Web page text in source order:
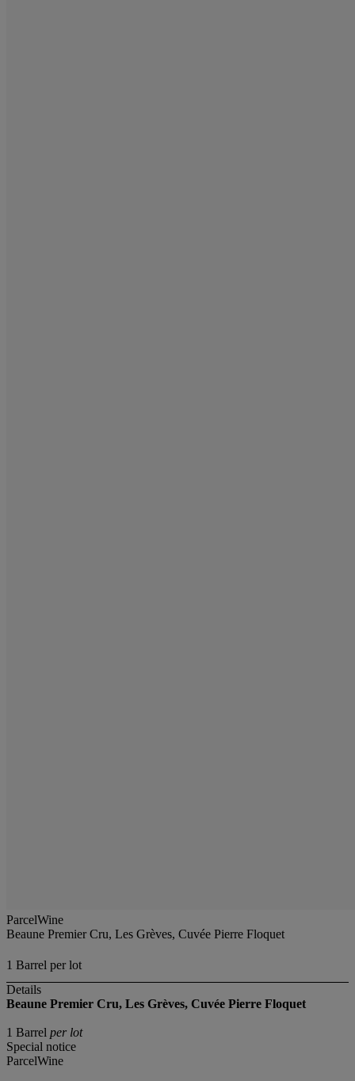
ParcelWine
Beaune Premier Cru, Les Grèves, Cuvée Pierre Floquet
1 Barrel per lot
Details
Beaune Premier Cru, Les Grèves, Cuvée Pierre Floquet
1 Barrel per lot
Special notice
ParcelWine